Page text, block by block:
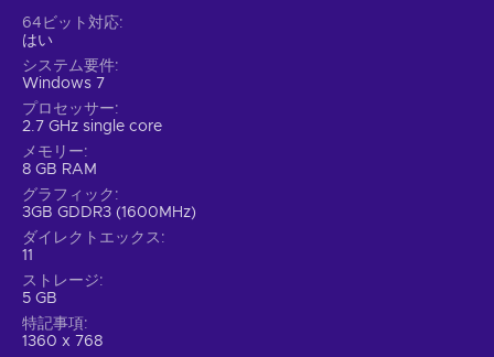
64ビット対応
はい
システム要件
Windows 7
プロセッサー
2.7 GHz single core
メモリー
8 GB RAM
グラフィック
3GB GDDR3 (1600MHz)
ダイレクトエックス
11
ストレージ
5 GB
特記事項
1360 x 768